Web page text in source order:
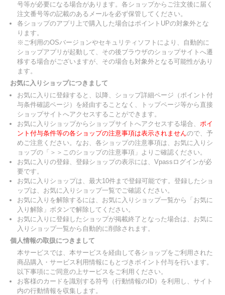
号等が必要になる場合があります。各ショップからご注文後に届く
注文番号等の記載のあるメールを必ず保管してください。
各ショップのアプリ上で購入した場合はポイントUPの対象外とな
ります。
※ご利用のOSバージョンやセキュリティソフトにより、自動的に
ショップアプリが起動して、その後ブラウザのショップサイトへ遷
移する場合がございますが、その場合も対象外となる可能性があり
ます。
お気に入りショップにつきまして
お気に入りに登録すると、以降、ショップ詳細ページ（ポイント付
与条件確認ページ）を経由することなく、トップページ等から直接
ショップサイトへアクセスすることができます。
お気に入りショップからショップサイトへアクセスする場合、 ポイ
ント付与条件等の各ショップの注意事項は表示されませんので、予
めご注意ください。なお、各ショップの注意事項は、お気に入りシ
ョップの「＞＞このショップの注意事項」よりご確認ください。
お気に入りの登録、登録ショップの表示には、Vpassログインが必
要です。
お気に入りショップは、最大10件まで登録可能です。登録したショ
ップは、お気に入りショップ一覧でご確認ください。
お気に入りを解除するには、お気に入りショップ一覧から「お気に
入り解除」ボタンで解除してください。
お気に入りに登録したショップが掲載終了となった場合は、お気に
入りショップ一覧から自動的に削除されます。
個人情報の取扱につきまして
本サービスでは、本サービスを経由して各ショップをご利用された
商品購入・サービス利用情報にもとづきポイント付与を行います。
以下事項にご同意の上サービスをご利用ください。
お客様のカードを識別する符号（行動情報のID）を利用し、サイト
内の行動情報を収集します。